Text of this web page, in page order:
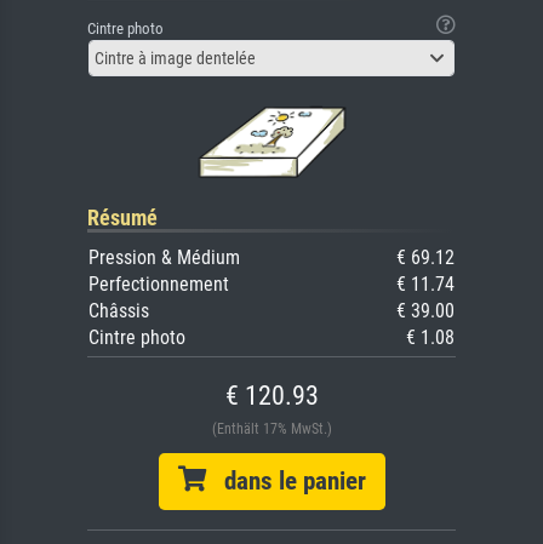
Cintre photo
Cintre à image dentelée
Résumé
Pression & Médium
€ 69.12
Perfectionnement
€ 11.74
Châssis
€ 39.00
Cintre photo
€ 1.08
€ 120.93
(Enthält 17% MwSt.)
dans le panier